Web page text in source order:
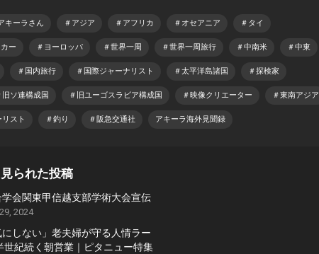
キーラさん ＃アジア ＃アフリカ ＃オセアニア ＃タイ
ー ＃ヨーロッパ ＃世界一周 ＃世界一周旅行 ＃中南米 ＃中東
＃国内旅行 ＃国際ジャーナリスト ＃太平洋島諸国 ＃探検家
旧ソ連構成国 ＃旧ユーゴスラビア構成国 ＃映像クリエーター ＃東南アジア
スト ＃釣り ＃阪急交通社 アキーラ海外見聞録
られた投稿
学会関東甲信越支部学術大会宣伝
2024
にしない」老夫婦が守る人情ラー
世紀続く朝営業｜ピタニュー特集